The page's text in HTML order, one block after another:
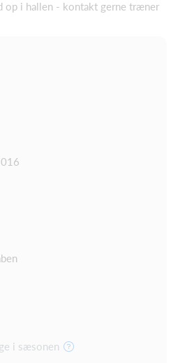
op i hallen - kontakt gerne træner
i sæsonen